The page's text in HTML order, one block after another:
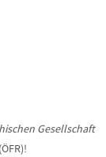
Gesellschaft